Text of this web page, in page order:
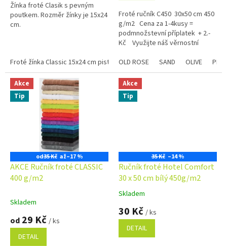
5
hvězdiček.
Žínka froté Clasik s pevným
poutkem. Rozměr žínky je 15x24
cm.
Froté žínka Classic 15x24 cm pistáciová Froté žínka Classic 15x24
Froté ručník C450 30x50 cm 450
g/m2 Cena za 1-4kusy =
podmnožstevní příplatek + 2.-
Kč Využijte náš věrnostní
OLD ROSE
SAND OLIVE
Akce
Tip
od35 Kč až–17 %
AKCE Ručník froté CLASSIC
400 g/m2
Skladem
od 29 Kč / ks
DETAIL
Akce
Tip
35 Kč –14 %
Ručník froté Hotel Comfort
30 x 50 cm bílý 450g/m2
Průměrné
hodnocení
produktu
4,9
Skladem
30 Kč / ks
DETAIL